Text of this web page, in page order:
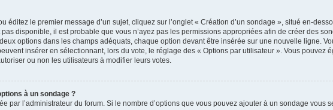
éditez le premier message d’un sujet, cliquez sur l’onglet « Création d’un sondage », situé en-
disponible, il est probable que vous n’ayez pas les permissions appropriées afin de créer des
options dans les champs adéquats, chaque option devant être insérée sur une nouvelle ligne.
insérer en sélectionnant, lors du vote, le réglage des « Options par utilisateur ». Vous pouvez
ou non les utilisateurs à modifier leurs votes.
à un sondage ?
par l’administrateur du forum. Si le nombre d’options que vous pouvez ajouter à un sondage vous